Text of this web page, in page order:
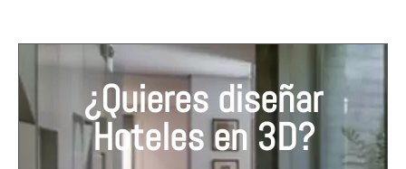
¿Quieres diseñar
Hoteles en 3D?